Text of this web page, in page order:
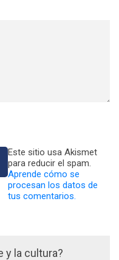
Este sitio usa Akismet
para reducir el spam.
Aprende cómo se
procesan los datos de
tus comentarios.
y la cultura?